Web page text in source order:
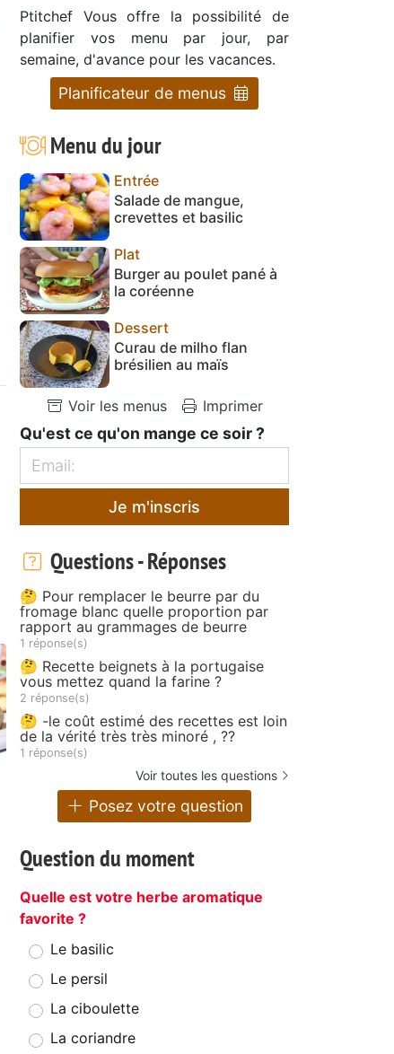
Ptitchef Vous offre la possibilité de
planifier vos menu par jour, par
semaine, d'avance pour les vacances.
Planificateur de menus
Menu du jour
Entrée
Salade de mangue,
crevettes et basilic
Plat
Burger au poulet pané à
la coréenne
Dessert
Curau de milho flan
brésilien au maïs
Voir les menus Imprimer
Qu'est ce qu'on mange ce soir ?
Je m'inscris
Questions - Réponses
🤔 Pour remplacer le beurre par du
fromage blanc quelle proportion par
rapport au grammages de beurre
1 réponse(s)
🤔 Recette beignets à la portugaise
vous mettez quand la farine ?
2 réponse(s)
🤔 -le coût estimé des recettes est loin
de la vérité très très minoré , ??
1 réponse(s)
Voir toutes les questions
Posez votre question
Question du moment
Quelle est votre herbe aromatique
favorite ?
Le basilic
Le persil
La ciboulette
La coriandre